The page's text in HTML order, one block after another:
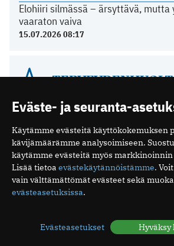
Elohiiri silmässä – ärsyttävä, mutta
vaaraton vaiva
15.07.2026 08:17
Yli 80 prosenttia
03.07.2026 10:39
Näiden oireiden vuoksi
lääkäriin
04.05.2026 08:52
Suomalaisen tehohoidon tulokset
Espanjassa perusterveydenhuolto
07.12.2025 13:59
Eväste- ja seuranta-
Käytämme evästeitä käyttökokemuksen
kävijämäärämme analysoimiseen.
käytämme evästeitä myös
Lisää tietoa evästekäytännöistämme.
vain välttämättömät evästeet sekä
evästeasetuksissa.
Evästeasetukset Hyväksy